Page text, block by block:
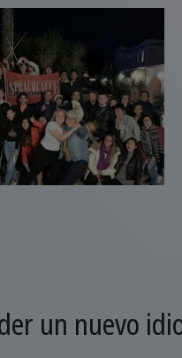
un nuevo